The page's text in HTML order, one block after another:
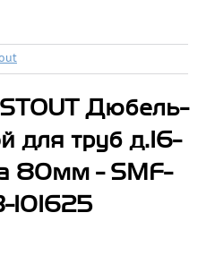
Дюбель-
для труб д.16-
80мм - SMF-